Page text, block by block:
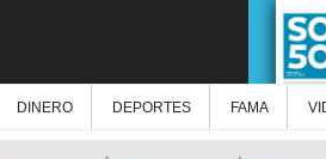
DINERO DEPORTES FAMA